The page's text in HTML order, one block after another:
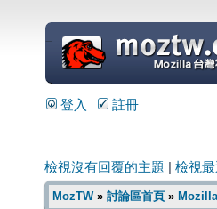
=
登入 註冊
檢視沒有回覆的主題 檢視
MozTW» 討論區首頁 »